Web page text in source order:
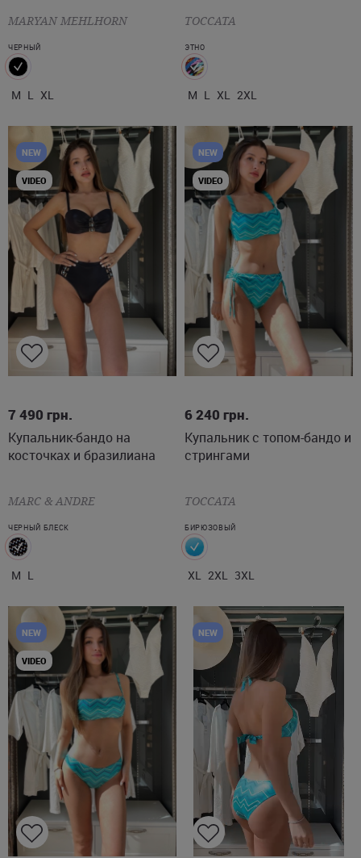
MARYAN MEHLHORN
ЧЕРНЫЙ
M L XL
TOCCATA
ЭТНО
M L XL 2XL
NEW
VIDEO
7 490 грн.
Купальник-бандо на
косточках и бразилиана
MARC & ANDRE
ЧЕРНЫЙ БЛЕСК
M L
NEW
VIDEO
6 240 грн.
Купальник с топом-бандо и
стрингами
TOCCATA
БИРЮЗОВЫЙ
XL 2XL 3XL
NEW
VIDEO
NEW